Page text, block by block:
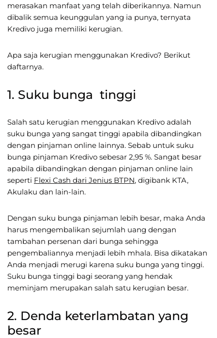
merasakan manfaat yang telah diberikannya. Namun
dibalik semua keunggulan yang ia punya, ternyata
Kredivo juga memiliki kerugian.
Apa saja kerugian menggunakan Kredivo? Berikut
daftarnya.
1. Suku bunga tinggi
Salah satu kerugian menggunakan Kredivo adalah
suku bunga yang sangat tinggi apabila dibandingkan
dengan pinjaman online lainnya. Sebab untuk suku
bunga pinjaman Kredivo sebesar 2,95 %. Sangat besar
apabila dibandingkan dengan pinjaman online lain
seperti Flexi Cash dari Jenius BTPN, digibank KTA,
Akulaku dan lain-lain.
Dengan suku bunga pinjaman lebih besar, maka Anda
harus mengembalikan sejumlah uang dengan
tambahan persenan dari bunga sehingga
pengembaliannya menjadi lebih mhala. Bisa dikatakan
Anda menjadi merugi karena suku bunga yang tinggi.
Suku bunga tinggi bagi seorang yang hendak
meminjam merupakan salah satu kerugian besar.
2. Denda keterlambatan yang
besar